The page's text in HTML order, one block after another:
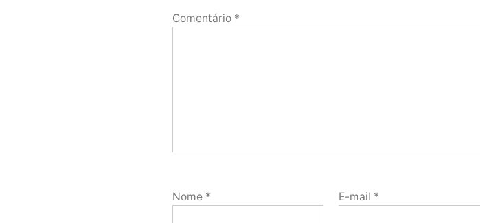
Comentário *
Nome * E-mail *